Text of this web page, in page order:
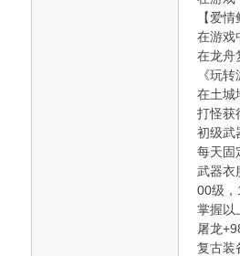
【爱
在游戏
在龙舟
《玩
在土城
打怪获
初级武
每天固
武器衣
00级，
掌握以
屠龙
复古装